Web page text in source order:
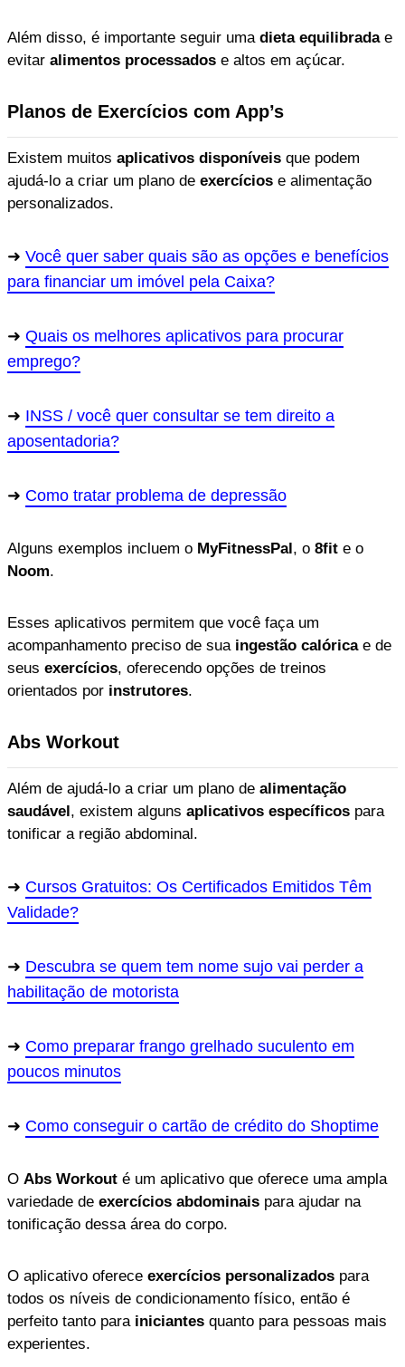
Além disso, é importante seguir uma dieta equilibradae
evitar alimentos processados e altos em açúcar.
Planos de Exercícios com App’s
Existem muitos aplicativos disponíveis que podem
ajudá-lo a criar um plano de exercícios e alimentação
personalizados.
Você quer saber quais são as opções e benefícios
para financiar um imóvel pela Caixa?
Quais os melhores aplicativos para procurar
emprego?
INSS / você quer consultar se tem direito a
aposentadoria?
Como tratar problema de depressão
Alguns exemplos incluem o MyFitnessPal, o 8fit e o
Noom.
Esses aplicativos permitem que você faça um
acompanhamento preciso de sua ingestão calóricae de
seus exercícios, oferecendo opções de treinos
orientados por instrutores.
Abs Workout
Além de ajudá-lo a criar um plano de alimentação
saudável, existem alguns aplicativos específicos para
tonificar a região abdominal.
Cursos Gratuitos: Os Certificados Emitidos Têm
Validade?
Descubra se quem tem nome sujo vai perder a
habilitação de motorista
Como preparar frango grelhado suculento em
poucos minutos
Como conseguir o cartão de crédito do Shoptime
O Abs Workout é um aplicativo que oferece uma ampla
variedade de exercícios abdominais para ajudar na
tonificação dessa área do corpo.
O aplicativo oferece exercícios personalizados para
todos os níveis de condicionamento físico, então é
perfeito tanto para iniciantes quanto para pessoas mais
experientes.